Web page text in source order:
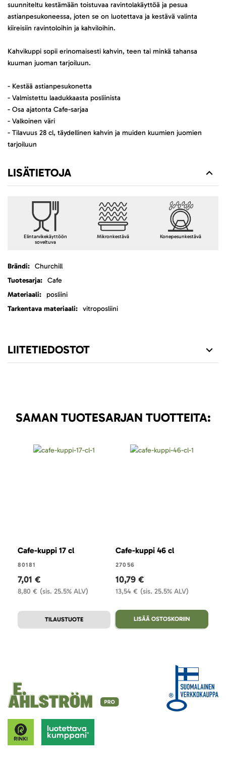
suunniteltu kestämään toistuvaa ravintolakäyttöä ja pesua
astianpesukoneessa, joten se on luotettava ja kestävä valinta
kiireisiin ravintoloihin ja kahviloihin.
Kahvikuppi sopii erinomaisesti kahvin, teen tai minkä tahansa
kuuman juoman tarjoiluun.
- Kestää astianpesukonetta
- Valmistettu laadukkaasta posliinista
- Osa ajatonta Cafe-sarjaa
- Valkoinen väri
- Tilavuus 28 cl, täydellinen kahvin ja muiden kuumien juomien
tarjoiluun
LISÄTIETOJA
Elintarvikekäyttöön
soveltuva
Mikronkestävä Konepesunkestävä
LisätietojaChurchill
Cafe
posliini
vitroposliini
LIITETIEDOSTOT
SAMAN TUOTESARJAN TUOTTEITA:
Cafe-kuppi 17 cl
80181
(sis. 25.5% ALV)
8,80 €
7,01 €
TILAUSTUOTE
Cafe-kuppi 46 cl
27056
(sis. 25.5% ALV)
13,54 €
10,79 €
LISÄÄ OSTOSKORIIN